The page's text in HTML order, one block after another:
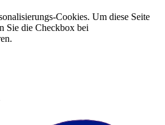
Cookies. Um diese Seite
Sie die Checkbox bei